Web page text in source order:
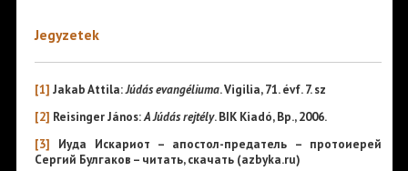
Jegyzetek
[1] Jakab Attila:Júdás evangéliuma. Vigilia, 71. évf. 7. sz
[2] Reisinger János:A Júdás rejtély. BIK Kiadó, Bp., 2006.
[3] Иуда Искариот – апостол-предатель – протоиерей
Сергий Булгаков – читать, скачать (azbyka.ru)